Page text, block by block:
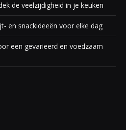
de veelzijdigheid in je keuken
en snackideeën voor elke dag
een gevarieerd en voedzaam